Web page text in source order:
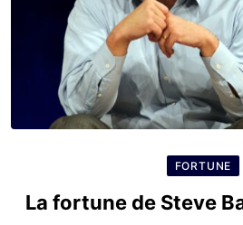
FORTUNE
La fortune de Steve